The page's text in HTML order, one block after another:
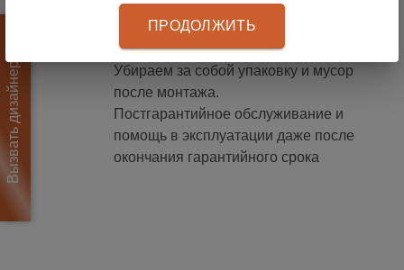
ПРОДВИНУТЫЙ СЕРВИС
собственная служба доставки и
монтажа.
Убираем за собой упаковку и мусор
после монтажа.
Постгарантийное обслуживание и
помощь в эксплуатации даже после
окончания гарантийного срока
Вызвать дизайнера
ПРОДОЛЖИТЬ